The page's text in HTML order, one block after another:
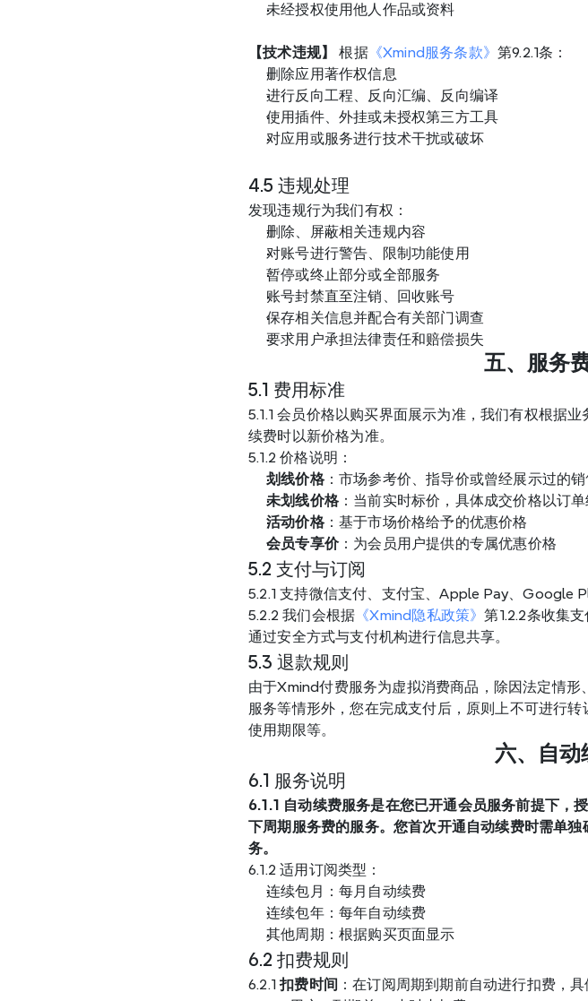
未经授权使用他人作品或资料
【技术违规】 根据《Xmind服务条款》第9.2.1条：
删除应用著作权信息
进行反向工程、反向汇编、反向编译
使用插件、外挂或未授权第三方工具
对应用或服务进行技术干扰或破坏
4.5 违规处理
发现违规行为我们有权：
删除、屏蔽相关违规内容
对账号进行警告、限制功能使用
暂停或终止部分或全部服务
账号封禁直至注销、回收账号
保存相关信息并配合有关部门调查
要求用户承担法律责任和赔偿损失
五、服务
5.1 费用标准
5.1.1 会员价格以购买界面展示为准，我们有权根据
续费时以新价格为准。
5.1.2 价格说明：
划线价格：市场参考价、指导价或曾经展示过的销
未划线价格 ：当前实时标价，具体成交价格以订
活动价格：基于市场价格给予的优惠价格
会员专享价：为会员用户提供的专属优惠价格
5.2 支付与订阅
5.2.1 支持微信支付、支付宝、Apple Pay、Google
5.2.2 我们会根据 《Xmind隐私政策》第1.2.2条收集
通过安全方式与支付机构进行信息共享。
5.3 退款规则
由于Xmind付费服务为虚拟消费商品，除因法定情
服务等情形外，您在完成支付后，原则上不可进行
使用期限等。
六、自动
6.1 服务说明
6.1.1 自动续费服务是在您已开通会员服务前提下，
下周期服务费的服务。您首次开通自动续费时需单
务。
6.1.2 适用订阅类型：
连续包月：每月自动续费
连续包年：每年自动续费
其他周期：根据购买页面显示
6.2 扣费规则
6.2.1 扣费时间 ：在订阅周期到期前自动进行扣费，